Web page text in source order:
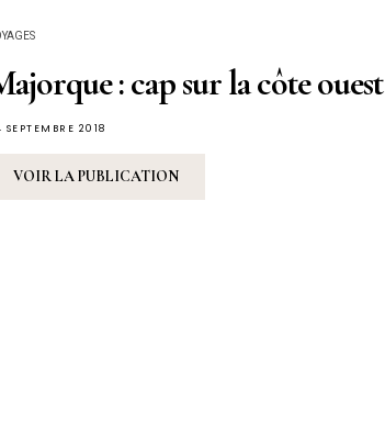
: cap sur la côte ouest
SEPTEMBRE 2018
VOIR LA PUBLICATION